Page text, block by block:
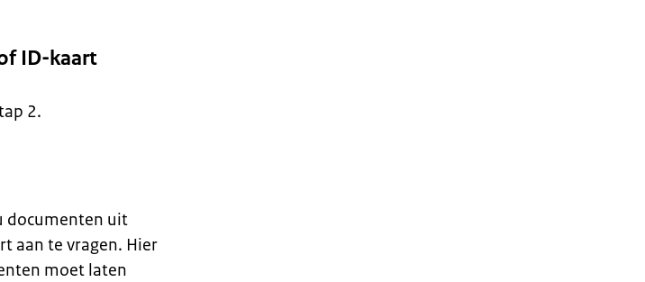
ID-kaart
2.
documenten uit
aan te vragen. Hier
moet laten